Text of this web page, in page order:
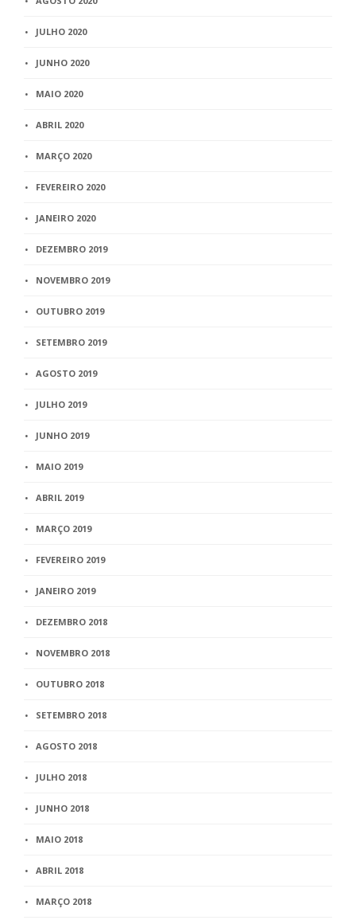
JULHO 2020
JUNHO 2020
MAIO 2020
ABRIL 2020
MARÇO 2020
FEVEREIRO 2020
JANEIRO 2020
DEZEMBRO 2019
NOVEMBRO 2019
OUTUBRO 2019
SETEMBRO 2019
AGOSTO 2019
JULHO 2019
JUNHO 2019
MAIO 2019
ABRIL 2019
MARÇO 2019
FEVEREIRO 2019
JANEIRO 2019
DEZEMBRO 2018
NOVEMBRO 2018
OUTUBRO 2018
SETEMBRO 2018
AGOSTO 2018
JULHO 2018
JUNHO 2018
MAIO 2018
ABRIL 2018
MARÇO 2018